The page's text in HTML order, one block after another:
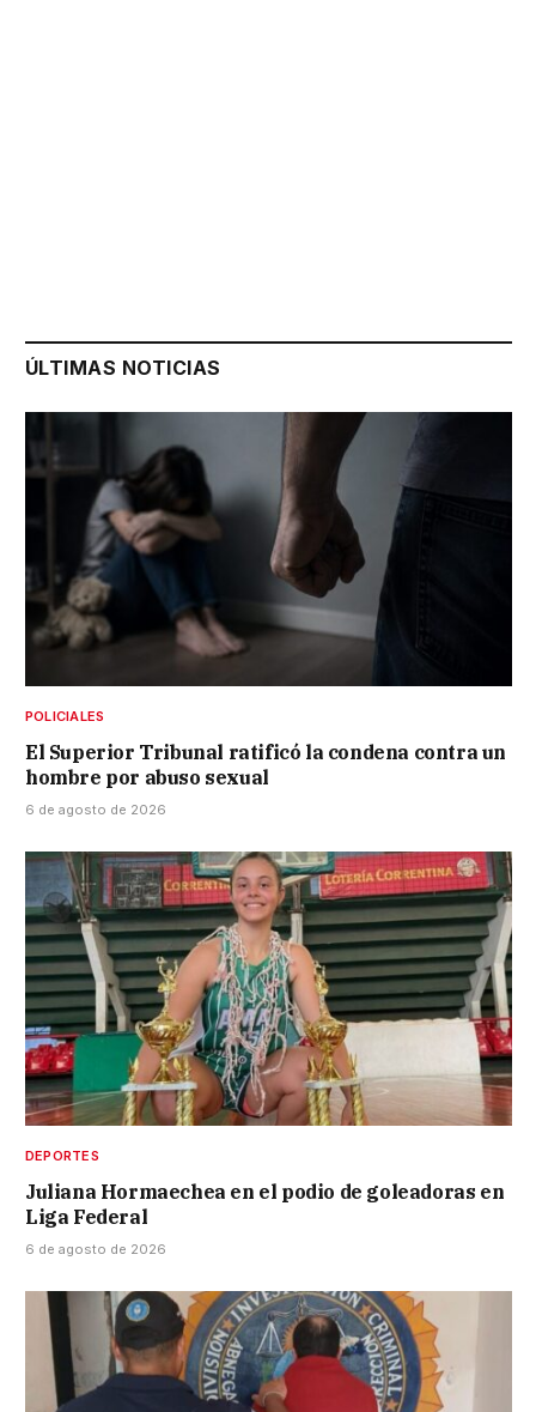
ÚLTIMAS NOTICIAS
POLICIALES
El Superior Tribunal ratificó la condena contra un
hombre por abuso sexual
6 de agosto de 2026
DEPORTES
Juliana Hormaechea en el podio de goleadoras en
Liga Federal
6 de agosto de 2026